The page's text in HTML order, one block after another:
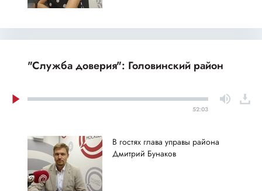
"Служба доверия": Головинский район
52:03
В гостях глава управы района
Дмитрий Бунаков